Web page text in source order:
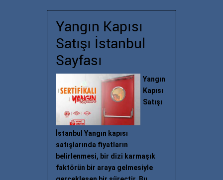
Yangın Kapısı
Satışı İstanbul
Sayfası
Yangın
Kapısı
Satışı
İstanbul Yangın kapısı
satışlarında fiyatların
belirlenmesi, bir dizi karmaşık
faktörün bir araya gelmesiyle